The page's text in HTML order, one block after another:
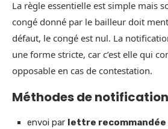
La règle essentielle est simple mais
congé donné par le bailleur doit
défaut, le congé est nul. La
une forme stricte, car c’est elle qui
opposable en cas de contestation.
Méthodes de
envoi par lettre recommandée